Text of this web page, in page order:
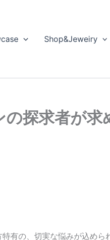
Shop&Jeweiry
の探求者が
有の、切実な悩みが込めら